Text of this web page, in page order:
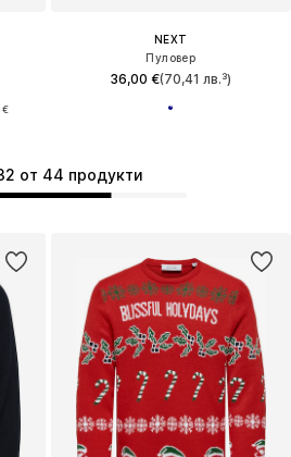
€
NEXT
Пуловер
36,00 €(70,41 лв.³)
от 44 продукти